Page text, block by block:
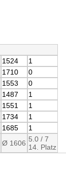
1524
1
1710
0
1553
0
1487
1
1551
1
1734
1
1685
1
Ø 1606 5.0 / 7
14. Platz